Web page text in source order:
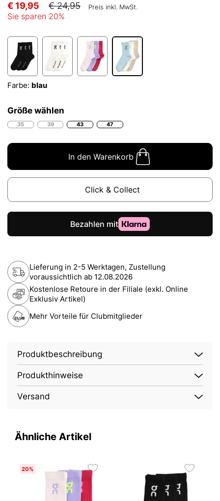
€ 19,95 € 24,95 Preis inkl. MwSt.
Sie sparen 20%
Farbe: blau
Größe wählen
35 39 43 47
In den Warenkorb
Click & Collect
Lieferung in 2-5 Werktagen, Zustellung
voraussichtlich ab 12.08.2026
Kostenlose Retoure in der Filiale (exkl. Online
Exklusiv Artikel)
Mehr Vorteile für Clubmitglieder
Produktbeschreibung
Produkthinweise
Versand
Ähnliche Artikel
20%